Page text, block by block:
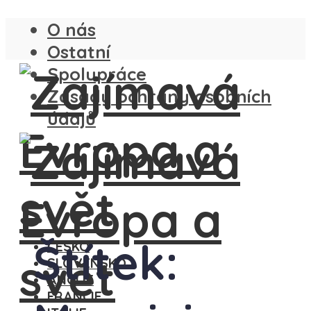
O nás
Ostatní
Spolupráce
Zásady ochrany osobních
údajů
ČESKO
SLOVENSKO
ANGLIE
FRANCIE
Štítek: